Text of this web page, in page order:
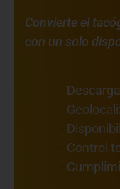
Convierte el
con un solo
·
·
·
· Control
·